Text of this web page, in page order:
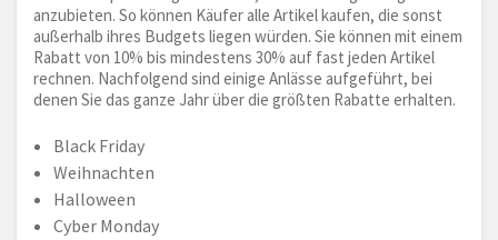
anzubieten. So können Käufer alle Artikel kaufen, die sonst
außerhalb ihres Budgets liegen würden. Sie können mit einem
Rabatt von 10% bis mindestens 30% auf fast jeden Artikel
rechnen. Nachfolgend sind einige Anlässe aufgeführt, bei
denen Sie das ganze Jahr über die größten Rabatte erhalten.
Black Friday
Weihnachten
Halloween
Cyber Monday